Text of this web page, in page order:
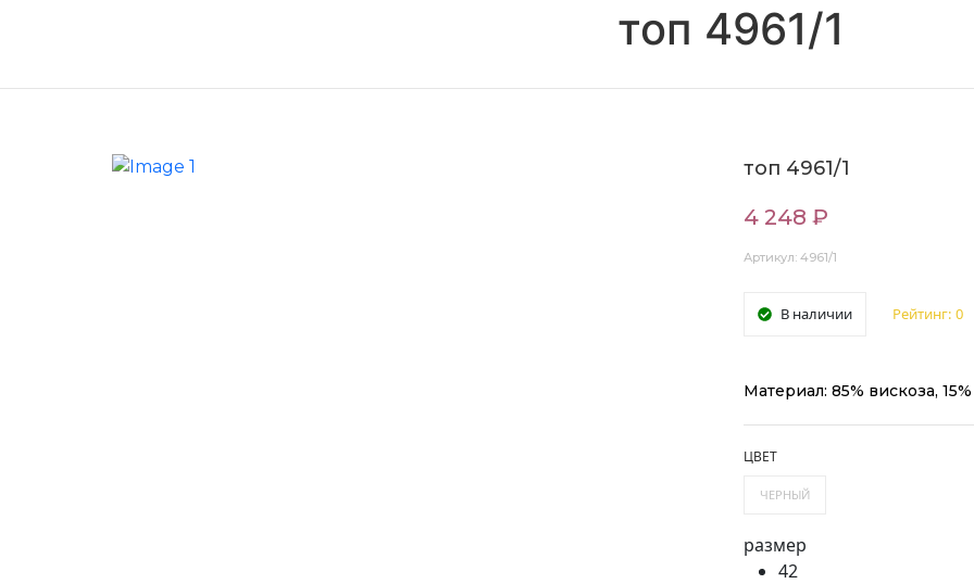
топ 4961/1
топ 4961/1
4 248 ₽
Артикул: 4961/1
В наличии Рейтинг: 0
Материал: 85% вискоза,
ЦВЕТ
ЧЕРНЫЙ
размер
42